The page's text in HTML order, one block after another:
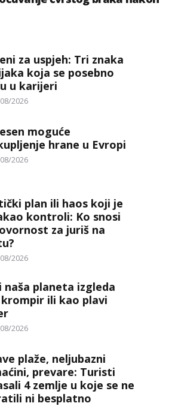
za uspjeh: Tri znaka
koja se posebno
u karijeri
2026
moguće
hrane u Evropi
2026
plan ili haos koji je
kontroli: Ko snosi
za juriš na
2026
naša planeta izgleda
ili kao plavi
2026
plaže, neljubazni
prevare: Turisti
4 zemlje u koje se ne
ni besplatno